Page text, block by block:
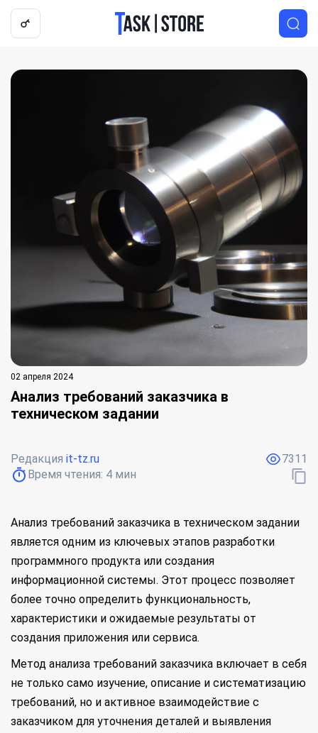
Логотип
02 апреля 2024
Анализ требований заказчика в
техническом задании
Редакция it-tz.ru
Время чтения: 4 мин
7311
Анализ требований заказчика в техническом задании
является одним из ключевых этапов разработки
программного продукта или создания
информационной системы. Этот процесс позволяет
более точно определить функциональность,
характеристики и ожидаемые результаты от
создания приложения или сервиса.
Метод анализа требований заказчика включает в себя
не только само изучение, описание и систематизацию
требований, но и активное взаимодействие с
заказчиком для уточнения деталей и выявления